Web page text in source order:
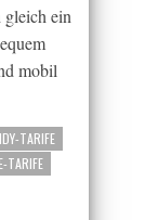
gleich ein
mobil
TARIFE
TARIFE